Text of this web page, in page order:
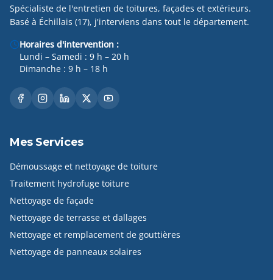
Spécialiste de l'entretien de toitures, façades et extérieurs.
Basé à Échillais (17), j'interviens dans tout le département.
Horaires d'intervention :
Lundi – Samedi : 9 h – 20 h
Dimanche : 9 h – 18 h
Mes Services
Démoussage et nettoyage de toiture
Traitement hydrofuge toiture
Nettoyage de façade
Nettoyage de terrasse et dallages
Nettoyage et remplacement de gouttières
Nettoyage de panneaux solaires